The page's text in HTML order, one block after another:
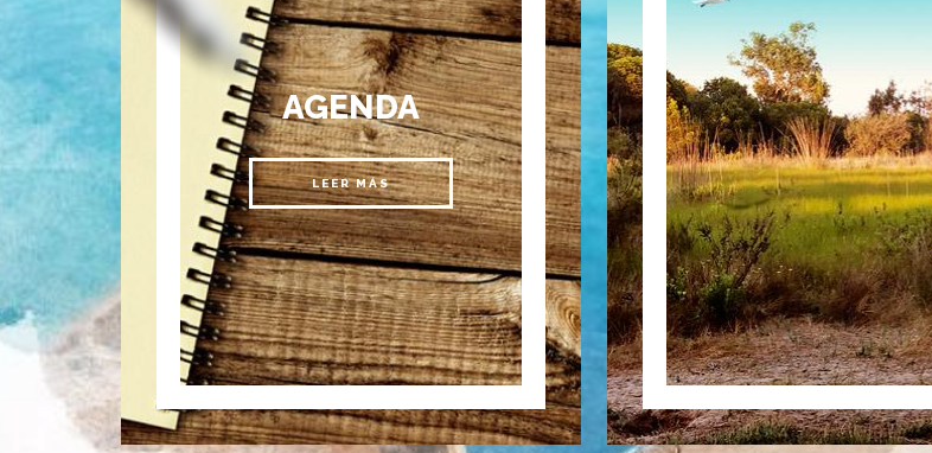
AGENDA
LEER MÁS